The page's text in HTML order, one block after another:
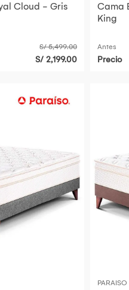
Cloud - Gris
S/ 5,499.00
S/ 2,199.00
Cama
King
Antes
Precio
PARAISO